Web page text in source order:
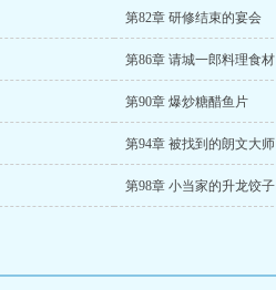
第82章 研修结束的宴会
第86章 请城一郎料理食材
第90章 爆炒糖醋鱼片
第94章 被找到的朗文大师
第98章 小当家的升龙饺子